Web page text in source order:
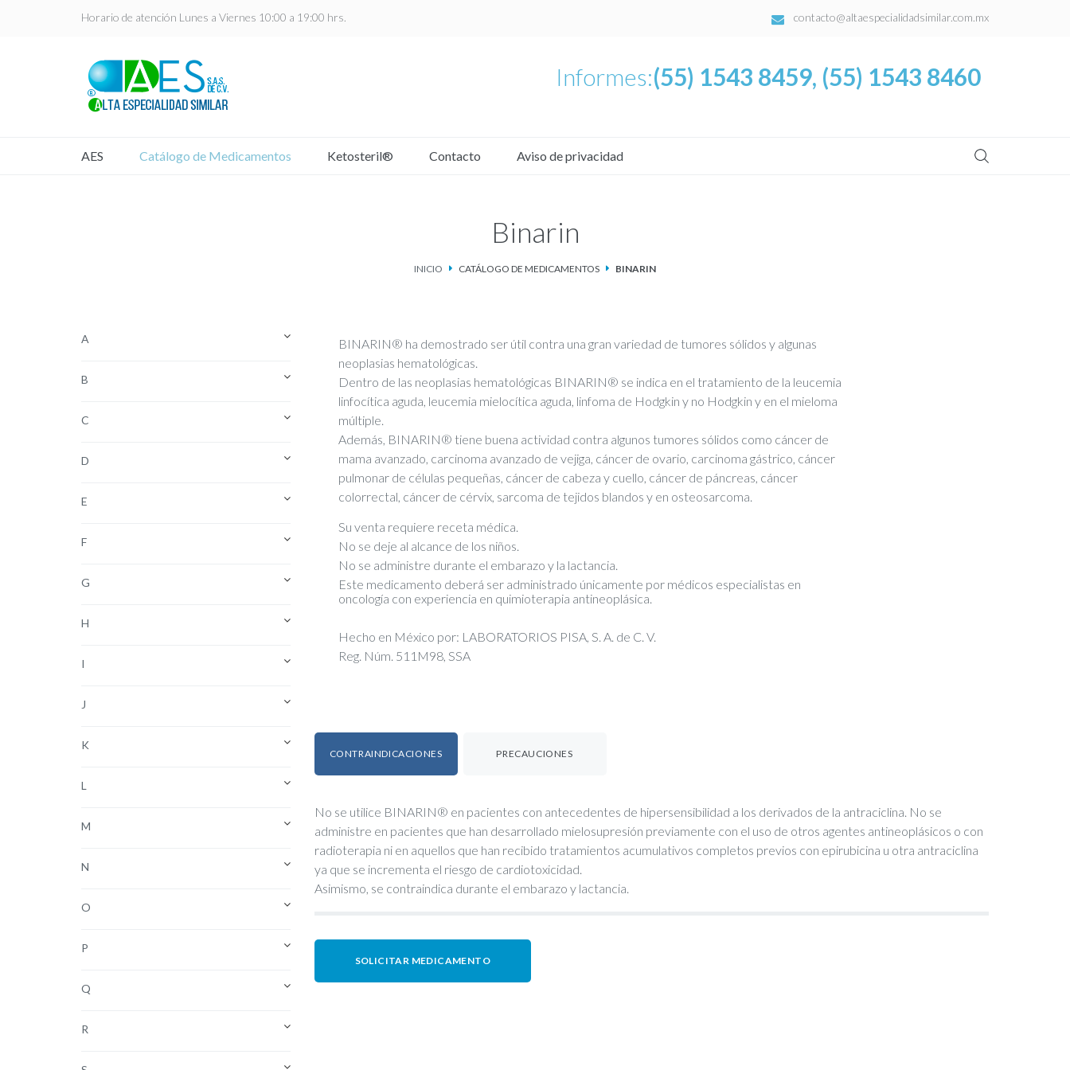
Horario de atención Lunes a Viernes 10:00 a 19:00 hrs. contacto@altaespecialidadsimilar.com.mx
Informes:(55) 1543 8459, (55) 1543 8460
AES Catálogo de Medicamentos Ketosteril® Contacto Aviso de privacidad
Binarin
INICIO CATÁLOGO DE MEDICAMENTOS BINARIN
A
B
C
D
E
F
G
H
I
J
K
L
M
N
O
P
Q
R
BINARIN® ha demostrado ser útil contra una gran variedad de tumores sólidos y algunas
neoplasias hematológicas.
Dentro de las neoplasias hematológicas BINARIN® se indica en el tratamiento de la leucemia
linfocítica aguda, leucemia mielocítica aguda, linfoma de Hodgkin y no Hodgkin y en el mieloma
múltiple.
Además, BINARIN® tiene buena actividad contra algunos tumores sólidos como cáncer de
mama avanzado, carcinoma avanzado de vejiga, cáncer de ovario, carcinoma gástrico, cáncer
pulmonar de células pequeñas, cáncer de cabeza y cuello, cáncer de páncreas, cáncer
colorrectal, cáncer de cérvix, sarcoma de tejidos blandos y en osteosarcoma.
Su venta requiere receta médica.
No se deje al alcance de los niños.
No se administre durante el embarazo y la lactancia.
Este medicamento deberá ser administrado únicamente por médicos especialistas en
oncología con experiencia en quimioterapia antineoplásica.
Hecho en México por: LABORATORIOS PISA, S. A. de C. V.
Reg. Núm. 511M98, SSA
CONTRAINDICACIONES PRECAUCIONES
No se utilice BINARIN® en pacientes con antecedentes de hipersensibilidad a los derivados de la antraciclina. No se
administre en pacientes que han desarrollado mielosupresión previamente con el uso de otros agentes antineoplásicos o con
radioterapia ni en aquellos que han recibido tratamientos acumulativos completos previos con epirubicina u otra antraciclina
ya que se incrementa el riesgo de cardiotoxicidad.
Asimismo, se contraindica durante el embarazo y lactancia.
SOLICITAR MEDICAMENTO